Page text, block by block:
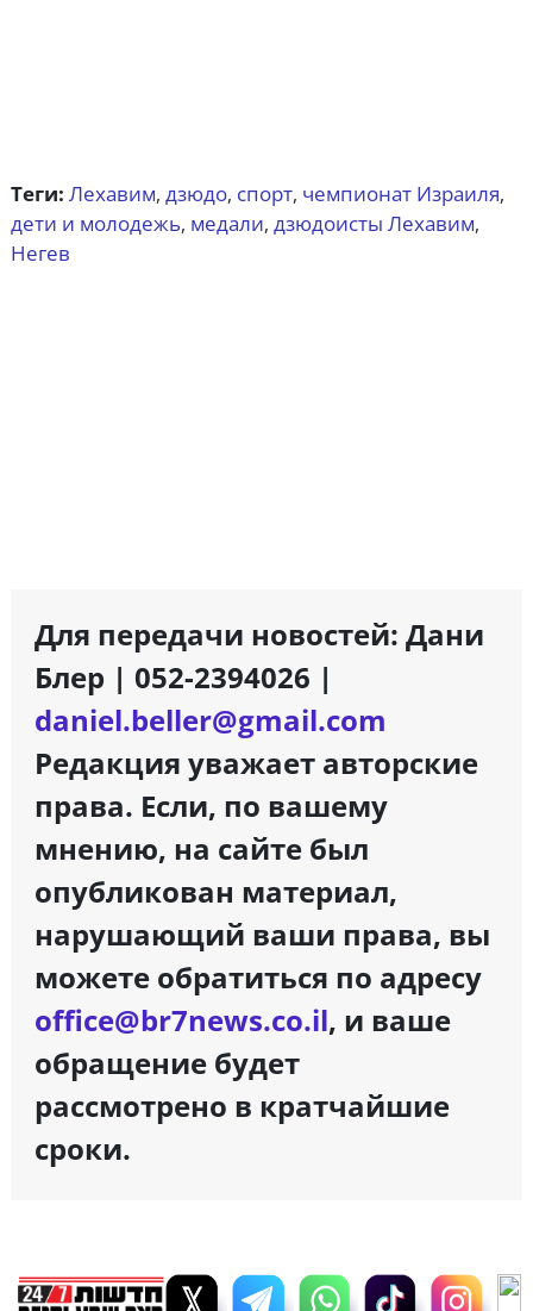
Теги: Лехавим, дзюдо, спорт, чемпионат Израиля,
дети и молодежь, медали, дзюдоисты Лехавим,
Негев
Для передачи новостей: Дани
Блер | 052-2394026 |
daniel.beller@gmail.com
Редакция уважает авторские
права. Если, по вашему
мнению, на сайте был
опубликован материал,
нарушающий ваши права, вы
можете обратиться по адресу
office@br7news.co.il, и ваше
обращение будет
рассмотрено в кратчайшие
сроки.